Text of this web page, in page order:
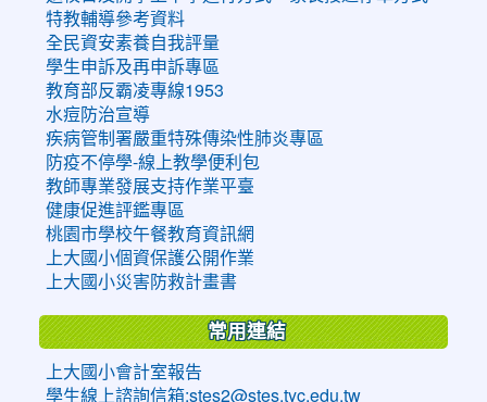
特教輔導參考資料
全民資安素養自我評量
學生申訴及再申訴專區
教育部反霸凌專線1953
水痘防治宣導
疾病管制署嚴重特殊傳染性肺炎專區
防疫不停學-線上教學便利包
教師專業發展支持作業平臺
健康促進評鑑專區
桃園市學校午餐教育資訊網
上大國小個資保護公開作業
上大國小災害防救計畫書
常用連結
上大國小會計室報告
學生線上諮詢信箱:stes2@stes.tyc.edu.tw